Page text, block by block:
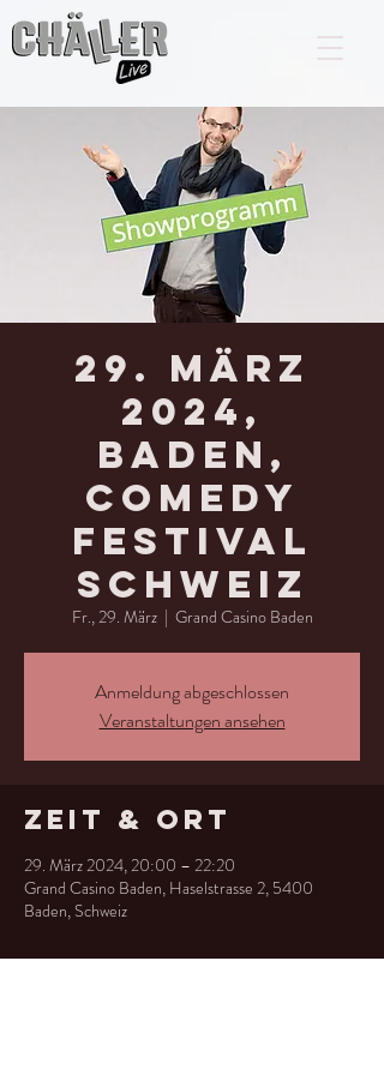
29. März
2024,
BADEN,
Comedy
Festival
Schweiz
Fr., 29. März
  |
Grand Casino Baden
Anmeldung abgeschlossen
Veranstaltungen ansehen
Zeit & Ort
29. März 2024, 20:00 – 22:20
Grand Casino Baden, Haselstrasse 2, 5400
Baden, Schweiz